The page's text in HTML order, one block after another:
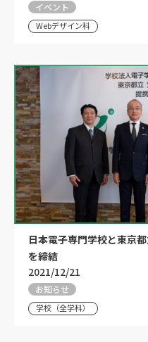
イベント
Webデザイン科
日本電子専門学校と東京
を締結
2021/12/21
お知らせ
学校（全学科）